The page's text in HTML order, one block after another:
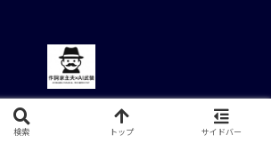
© 2025 作詞家主夫×AI武装.
検索 トップ サイドバー